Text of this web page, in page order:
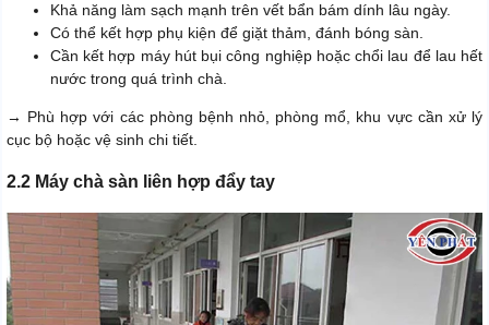
Khả năng làm sạch mạnh trên vết bẩn bám dính lâu ngày.
Có thể kết hợp phụ kiện để giặt thảm, đánh bóng sàn.
Cần kết hợp máy hút bụi công nghiệp hoặc chổi lau để lau hết
nước trong quá trình chà.
→ Phù hợp với các phòng bệnh nhỏ, phòng mổ, khu vực cần xử lý
cục bộ hoặc vệ sinh chi tiết.
2.2 Máy chà sàn liên hợp đẩy tay